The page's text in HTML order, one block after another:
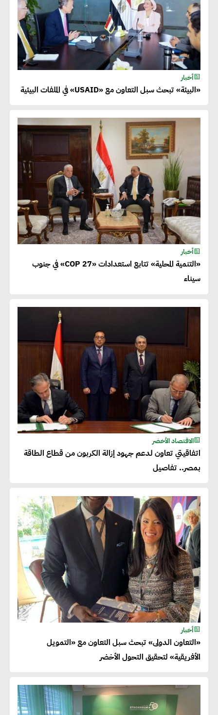
أخبار
«البيئة» تبحث سبل التعاون مع «USAID» في الملفات البيئية
أخبار
«التنمية المحلية» تتابع استعدادات «COP 27» في جنوب
سيناء
الاقتصاد الأخضر
اتفاقيتي تعاون لدعم جهود إزالة الكربون من قطاع الطاقة
بمصر.. تفاصيل
أخبار
«التعاون الدولى» تبحث سبل التعاون مع «التمويل
الأفريقية» لتحقيق التحول الأخضر